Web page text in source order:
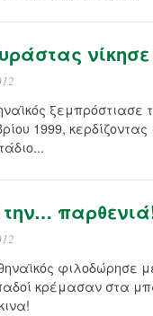
1999,
την…
φιλοδώρησε
κρέμασαν στα